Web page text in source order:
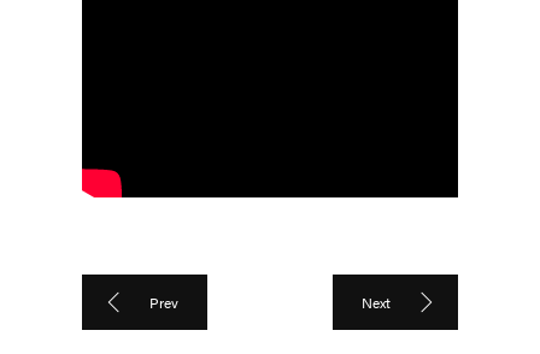
Prev Next